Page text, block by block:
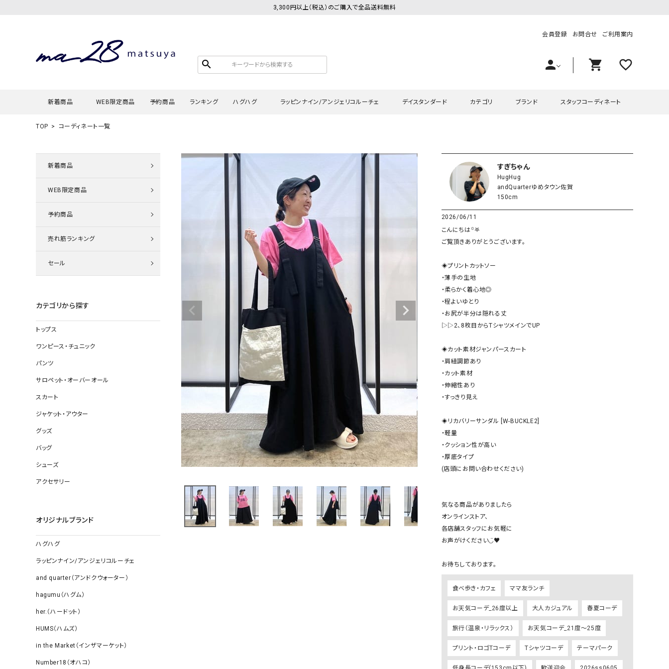
3,300円以上（税込）のご購入で全品送料無料
search
会員登録 お問合せ ご利用案内
person shopping_cart favorite_outline
新着商品 WEB限定商品 予約商品 ランキング ハグハグ
タンクトップ・キャミソール
ロング・マキシ丈
その他スカート
靴
帽子
ソックス
その他雑貨
ラッピンナイン/アンジェリコルーチェ
タンクトップ・キャミソール
デニムパンツ
その他のパンツ
ジャケット
コート
その他アウター
すべて見る
デイスタンダード
チュニック
すべて見る
バッグ
靴
帽子
ソックス・その他雑貨
カテゴリ
ワンピース・チュニック
サロペット・オーバーオール
スカート
ジャケット・アウター
グッズ
ワンピース・チュニック
サロペット・オーバーオール
グッズ
ブランド
ラッピンナイン/アンジェリコルーチェ
hagumu（ハグム）
her.（ハードット）
and quarter（アンドクウォーター） HUMS（ハムズ）
Our.（アワードット）
Wrapin nine9（ラッピンナイン）
1%（イチ パーセント）
adidas（アディダス）
Ampersand（アンパサンド）
Antiquite's（アンティークス）
Audition（オーディション）
blue willow（ブルーウィロー）
CUBE SUGAR（キューブシュガー）
CONVERSE ALL STAR（コンバースオー
Champion（チャンピオン） RED CARD（レッドカード）
DENIM DUNGAREE（デニムダンガリー）
Deck（ディック） SUN VALLEY（サンバレー）
EVOL（イーボル）
SCOTCH&SODA（スコッチ
ダ）
Emma Taylor（エマテイラー） SUGAR ROSE（シュガーロ
FLAVOR TEE（フレーバーティー） squady by graphite（スカ
スタッフコーディネート
TOP コーディネート一覧
新着商品
WEB限定商品
予約商品
売れ筋ランキング
セール
カテゴリから探す
トップス
ワンピース・チュニック
パンツ
サロペット・オーバーオール
スカート
ジャケット・アウター
グッズ
バッグ
シューズ
アクセサリー
オリジナルブランド
ハグハグ
ラッピンナイン/アンジェリコルーチェ
and quarter（アンドクウォーター）
hagumu（ハグム）
her.（ハードット）
HUMS（ハムズ）
in the Market（インザマーケット）
Number18（オハコ）
すぎちゃん
HugHug
andQuarterゆめタウン佐賀
150cm
2026/06/11
こんにちは꙳𖤐
ご覧頂きありがとうございます。
◈プリントカットソー
・薄手の生地
・柔らかく着心地◎
・程よいゆとり
・お尻が半分は隠れる丈
▷▷2、8枚目からTシャツメインでUP
◈カット素材ジャンパースカート
・肩紐調節あり
・カット素材
・伸縮性あり
・すっきり見え
◈リカバリーサンダル [W-BUCKLE2]
・軽量
・クッション性が高い
・厚底タイプ
(店頭にお問い合わせください)
気なる商品がありましたら
オンラインストア、
各店舗スタッフにお気軽に
お声がけください◡̈♥︎
食べ歩き・カフェ ママ友ランチ
お天気コーデ_26度以上 大人カジュアル 春夏コーデ
旅行（温泉・リラックス） お天気コーデ_21度～25度
プリント・ロゴTコーデ Tシャツコーデ テーマパーク